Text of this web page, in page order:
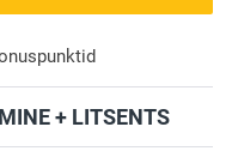
+ LITSENTS